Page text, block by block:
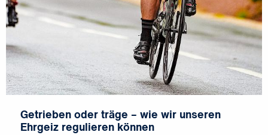
Getrieben oder träge – wie wir unseren
Ehrgeiz regulieren können